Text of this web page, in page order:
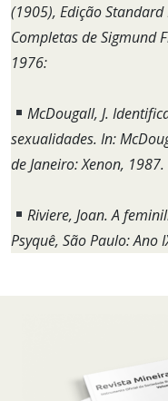
(1905), Edição
Completas de Sigmund
1976:
McDougall, J.
sexualidades. In:
de Janeiro: Xenon, 1987.
Riviere, Joan. A
Psyquê, São Paulo: Ano